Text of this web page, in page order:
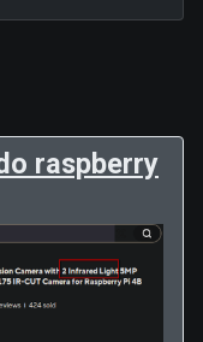
raspberry